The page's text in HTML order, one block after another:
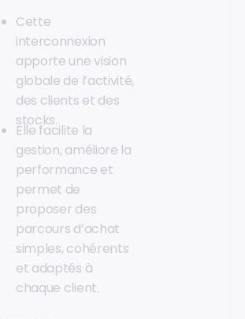
Cette
interconnexion
apporte une vision
globale de l’activité,
des clients et des
stocks.
Elle facilite la
gestion, améliore la
performance et
permet de
proposer des
parcours d’achat
simples, cohérents
et adaptés à
chaque client.